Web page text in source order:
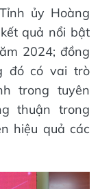
ủy Hoàng
quả nổi bật
2024; đồng
đó có vai trò
trong tuyên
thuận trong
hiệu quả các